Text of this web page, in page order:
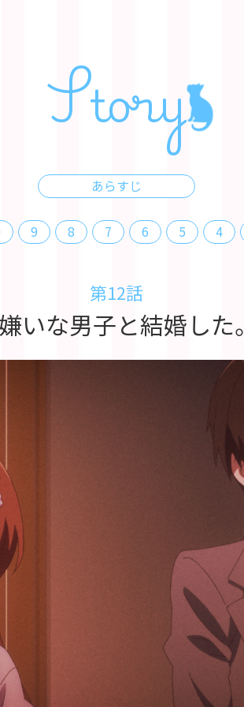
Story
あらすじ
9 8 7 6 5 4
第12話
いな男子と結婚した。